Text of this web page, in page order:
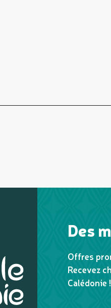
Des
Offres
Recevez
Calédonie !